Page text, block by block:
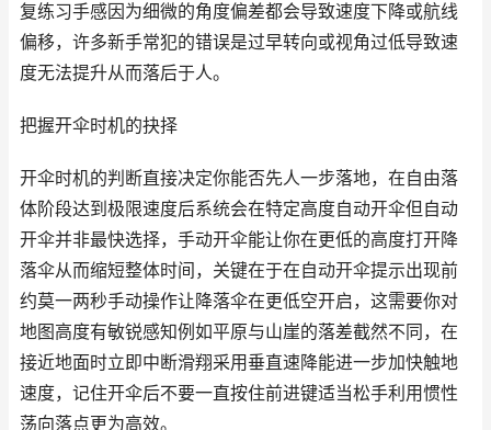
复练习手感因为细微的角度偏差都会导致速度下降或航线
偏移，许多新手常犯的错误是过早转向或视角过低导致速
度无法提升从而落后于人。
把握开伞时机的抉择
开伞时机的判断直接决定你能否先人一步落地，在自由落
体阶段达到极限速度后系统会在特定高度自动开伞但自动
开伞并非最快选择，手动开伞能让你在更低的高度打开降
落伞从而缩短整体时间，关键在于在自动开伞提示出现前
约莫一两秒手动操作让降落伞在更低空开启，这需要你对
地图高度有敏锐感知例如平原与山崖的落差截然不同，在
接近地面时立即中断滑翔采用垂直速降能进一步加快触地
速度，记住开伞后不要一直按住前进键适当松手利用惯性
荡向落点更为高效。